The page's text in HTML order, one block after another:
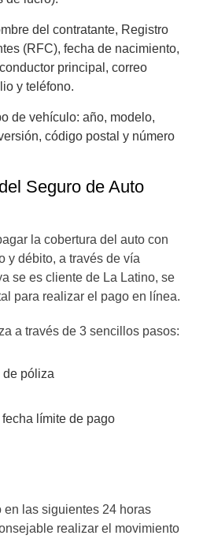
del contratante, Registro
(RFC), fecha de nacimiento,
principal, correo
y teléfono.
de vehículo: año, modelo,
código postal y número
Seguro de Auto
la cobertura del auto con
y débito, a través de vía
se es cliente de La Latino, se
para realizar el pago en línea.
a través de 3 sencillos pasos:
de póliza
límite de pago
en las siguientes 24 horas
realizar el movimiento